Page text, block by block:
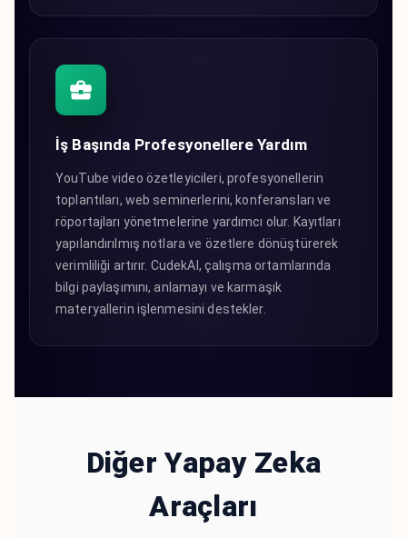
İş Başında Profesyonellere Yardım
YouTube video özetleyicileri, profesyonellerin
toplantıları, web seminerlerini, konferansları ve
röportajları yönetmelerine yardımcı olur. Kayıtları
yapılandırılmış notlara ve özetlere dönüştürerek
verimliliği artırır. CudekAI, çalışma ortamlarında
bilgi paylaşımını, anlamayı ve karmaşık
materyallerin işlenmesini destekler.
Diğer Yapay Zeka
Araçları